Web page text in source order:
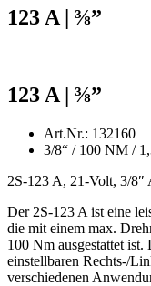
123 A | ⅜”
123 A | ⅜”
Art.Nr.: 132160
3/8“ / 100 NM /
2S-123 A, 21-Volt, 3/8″
Der 2S-123 A ist eine
die mit einem max.
100 Nm ausgestattet ist.
einstellbaren Rechts-/
verschiedenen